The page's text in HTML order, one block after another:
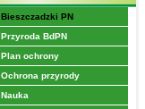
Bieszczadzki PN
Przyroda BdPN
Plan ochrony
Ochrona przyrody
Nauka